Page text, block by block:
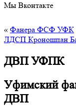
Мы Вконтакте
« Фанера ФСФ УФК
ЛДСП Кроношпан
ДВП УФПК
Уфимский
ДВП